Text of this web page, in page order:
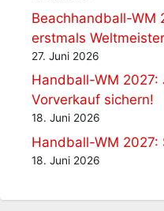
Beachhandball-WM
erstmals
27. Juni 2026
Handball-WM 2027:
Vorverkauf sichern!
18. Juni 2026
Handball-WM 2027:
18. Juni 2026